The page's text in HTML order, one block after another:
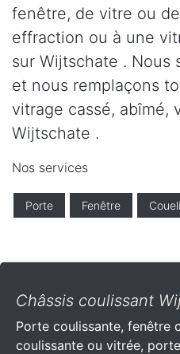
fenêtre, de vitre ou
effraction ou à une
sur Wijtschate . Nous
et nous remplaçons
vitrage cassé, abîmé,
Wijtschate .
Nos services
Porte Fenêtre
Châssis coulissant
Porte coulissante, fenêtre
coulissante ou vitrée,